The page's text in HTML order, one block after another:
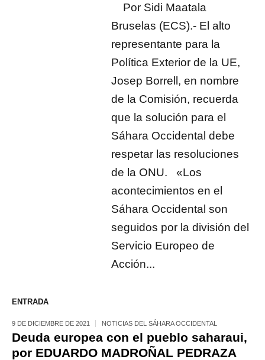
Por Sidi Maatala
Bruselas (ECS).- El alto
representante para la
Política Exterior de la UE,
Josep Borrell, en nombre
de la Comisión, recuerda
que la solución para el
Sáhara Occidental debe
respetar las resoluciones
de la ONU. «Los
acontecimientos en el
Sáhara Occidental son
seguidos por la división del
Servicio Europeo de
Acción...
ENTRADA
9 DE DICIEMBRE DE 2021 NOTICIAS DEL SÁHARA OCCIDENTAL
Deuda europea con el pueblo saharaui,
por EDUARDO MADROÑAL PEDRAZA